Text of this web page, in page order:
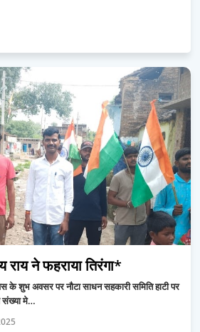
ने फहराया तिरंगा*
के शुभ अवसर पर नौटा साधन सहकारी समिति हाटी पर
संख्या मे…